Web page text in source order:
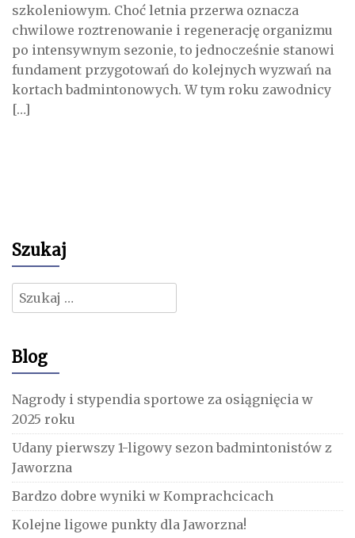
szkoleniowym. Choć letnia przerwa oznacza
chwilowe roztrenowanie i regenerację organizmu
po intensywnym sezonie, to jednocześnie stanowi
fundament przygotowań do kolejnych wyzwań na
kortach badmintonowych. W tym roku zawodnicy
[…]
Szukaj
Szukaj:
Blog
Nagrody i stypendia sportowe za osiągnięcia w
2025 roku
Udany pierwszy 1-ligowy sezon badmintonistów z
Jaworzna
Bardzo dobre wyniki w Komprachcicach
Kolejne ligowe punkty dla Jaworzna!